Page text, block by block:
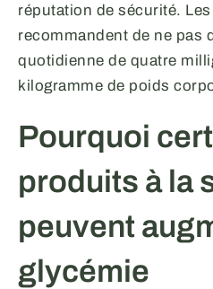
réputation de sécurité.
recommandent de ne pas
quotidienne de quatre
kilogramme de poids
Pourquoi
produits à la
peuvent
glycémie